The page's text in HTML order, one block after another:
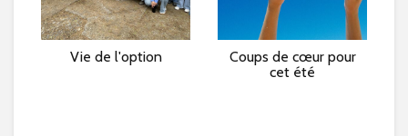
Vie de l'option
Coups de cœur pour
cet été